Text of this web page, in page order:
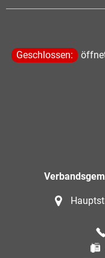
Klicken, um weitere
Geschlossen: